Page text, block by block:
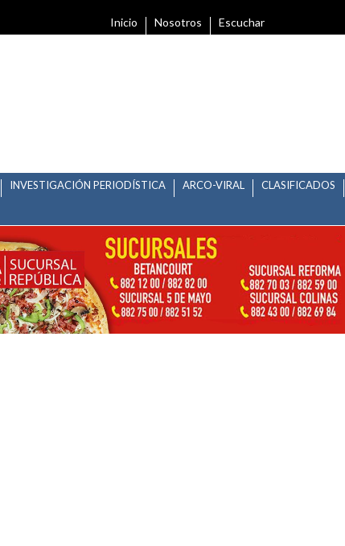
Inicio Nosotros Escuchar
INVESTIGACIÓN PERIODÍSTICA ARCO-VIRAL
CLASIFICADOS